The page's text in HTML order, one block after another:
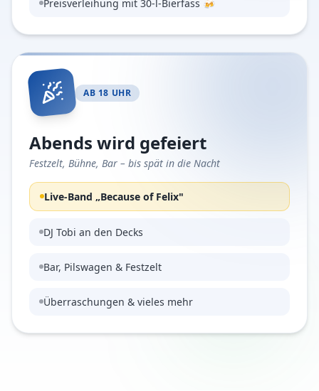
Preisverleihung mit 30-l-Bierfass 🍻
AB 18 UHR
Abends wird gefeiert
Festzelt, Bühne, Bar – bis spät in die Nacht
Live-Band „Because of Felix"
DJ Tobi an den Decks
Bar, Pilswagen & Festzelt
Überraschungen & vieles mehr